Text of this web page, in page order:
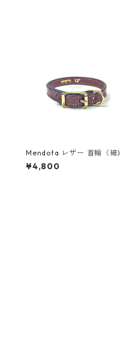
Mendota レザー 首輪（細)
¥4,800